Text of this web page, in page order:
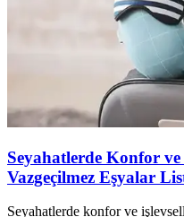
Seyahatlerde Konfor
Vazgeçilmez Eşyalar
Seyahatlerde konfor ve